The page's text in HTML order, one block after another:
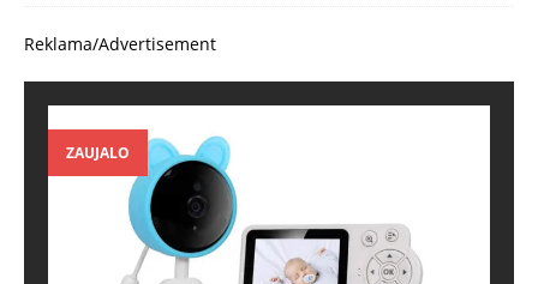
Reklama/Advertisement
ZAUJALO